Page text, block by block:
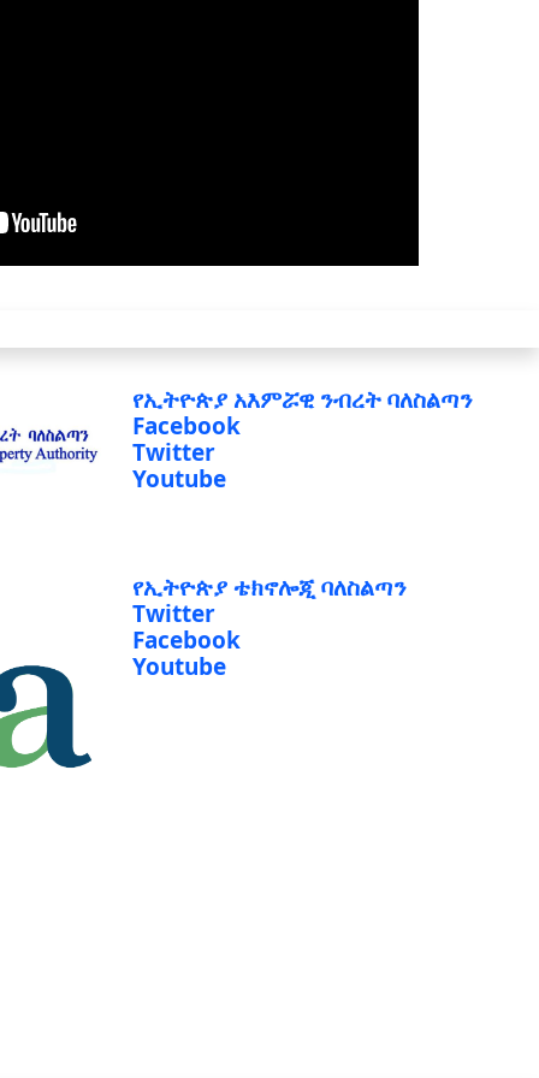
የኢትዮጵያ አእምሯዊ ንብረት ባለስልጣን
Facebook
Twitter
Youtube
የኢትዮጵያ ቴክኖሎጂ ባለስልጣን
Twitter
Facebook
Youtube